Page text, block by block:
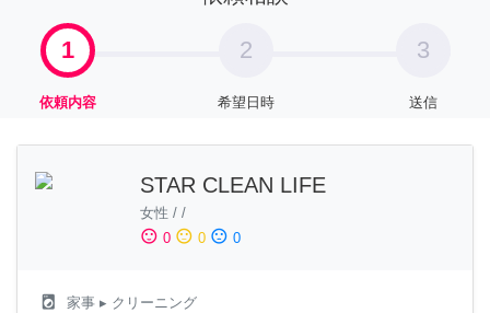
1
依頼内容
2
希望日時
3
送信
STAR CLEAN LIFE
女性 / /
sentiment_satisfied 0 sentiment_neutral 0 sentiment_dissatisfied 0
local_laundry_service 家事 ▸ クリーニング